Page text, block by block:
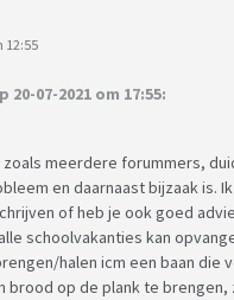
12:55
07-2021 om 17:55:
zoals meerdere forummers,
en daarnaast bijzaak is.
of heb je ook goed
schoolvakanties kan
halen icm een baan die
brood op de plank te brengen,